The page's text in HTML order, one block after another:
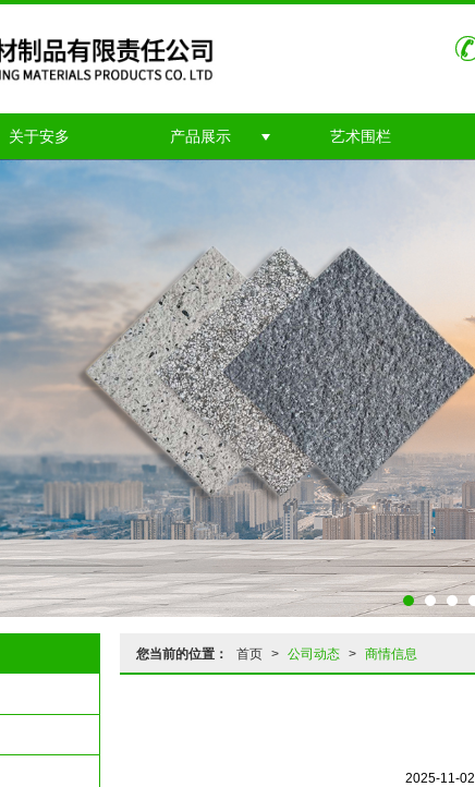
关于安多 产品展示 艺术围栏
您当前的位置： 首页 > 公司动态 > 商情信息
2025-11-02